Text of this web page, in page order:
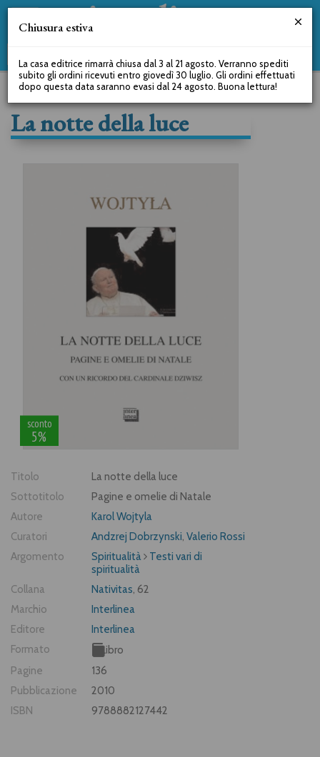
La notte della luce
sconto
5%
Titolo
La notte della luce
Sottotitolo
Pagine e omelie di Natale
Autore
Karol Wojtyla
Curatori
Andzrej Dobrzynski, Valerio Rossi
Argomento
Spiritualità
Testi vari di
spiritualità
Collana
Nativitas, 62
Marchio
Interlinea
Editore
Interlinea
Formato
Libro
Pagine
136
Pubblicazione
2010
ISBN
9788882127442
Chiusura estiva
La casa editrice rimarrà chiusa dal 3 al 21 agosto. Verranno spediti
subito gli ordini ricevuti entro giovedì 30 luglio. Gli ordini effettuati
dopo questa data saranno evasi dal 24 agosto. Buona lettura!